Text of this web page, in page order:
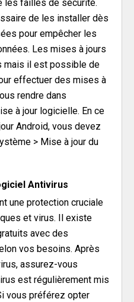
les failles de sécurité.
de les installer dès
pour empêcher les
Les mises à jours
mais il est possible de
effectuer des mises à
rendre dans
à jour logicielle. En ce
Android, vous devez
> Mise à jour du
Antivirus
une protection cruciale
et virus. Il existe
avec des
vos besoins. Après
assurez-vous
est régulièrement mis
vous préférez opter